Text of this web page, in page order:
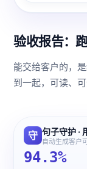
验收报告：
能交给客户的，
到一起，可读、
守 句子守护 ·
自动生成客户
94.3%